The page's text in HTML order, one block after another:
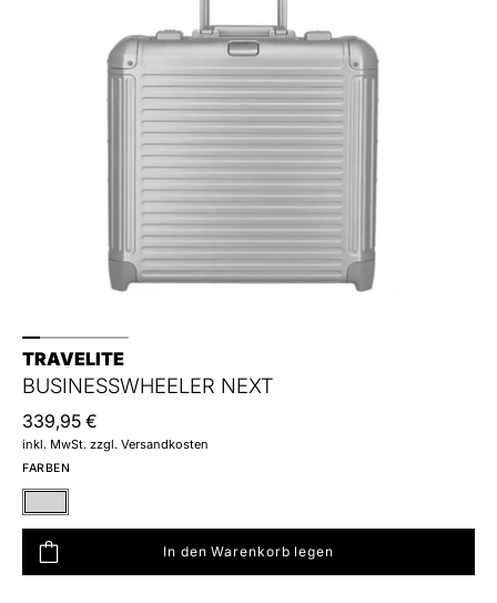
TRAVELITE
BUSINESSWHEELER NEXT
339,95 €
inkl. MwSt. zzgl. Versandkosten
FARBEN
Silber
In den Warenkorb legen